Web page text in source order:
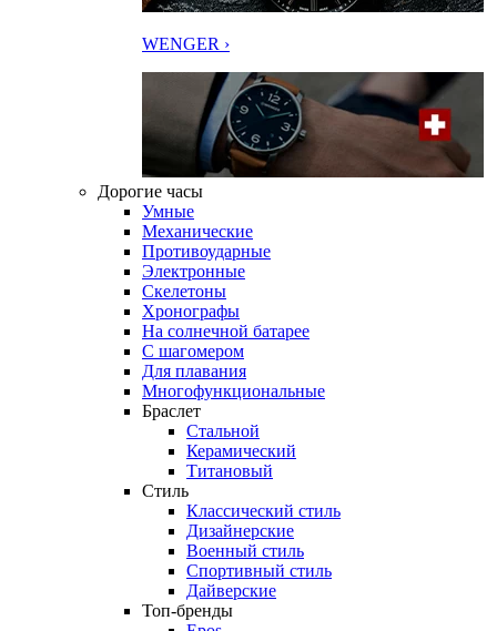
WENGER ›
Дорогие часы
Умные
Механические
Противоударные
Электронные
Скелетоны
Хронографы
На солнечной батарее
С шагомером
Для плавания
Многофункциональные
Браслет
Стальной
Керамический
Титановый
Стиль
Классический стиль
Дизайнерские
Военный стиль
Спортивный стиль
Дайверские
Топ-бренды